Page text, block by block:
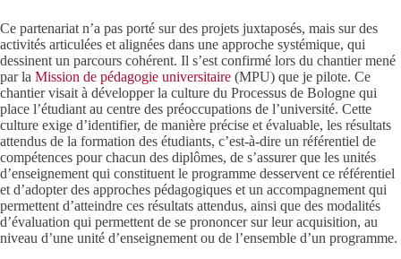
Ce partenariat n’a pas porté sur des projets juxtaposés, mais sur des
activités articulées et alignées dans une approche systémique, qui
dessinent un parcours cohérent. Il s’est confirmé lors du chantier mené
par la Mission de pédagogie universitaire (MPU) que je pilote. Ce
chantier visait à développer la culture du Processus de Bologne qui
place l’étudiant au centre des préoccupations de l’université. Cette
culture exige d’identifier, de manière précise et évaluable, les résultats
attendus de la formation des étudiants, c’est-à-dire un référentiel de
compétences pour chacun des diplômes, de s’assurer que les unités
d’enseignement qui constituent le programme desservent ce référentiel
et d’adopter des approches pédagogiques et un accompagnement qui
permettent d’atteindre ces résultats attendus, ainsi que des modalités
d’évaluation qui permettent de se prononcer sur leur acquisition, au
niveau d’une unité d’enseignement ou de l’ensemble d’un programme.